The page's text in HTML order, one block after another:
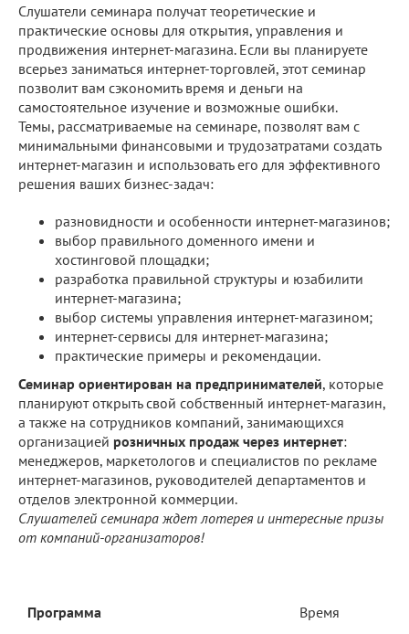
Cлушатели семинара получат теоретические и
практические основы для открытия, управления и
продвижения интернет-магазина. Если вы планируете
всерьез заниматься интернет-торговлей, этот семинар
позволит вам сэкономить время и деньги на
самостоятельное изучение и возможные ошибки.
Темы, рассматриваемые на семинаре, позволят вам с
минимальными финансовыми и трудозатратами создать
интернет-магазин и использовать его для эффективного
решения ваших бизнес-задач:
разновидности и особенности интернет-магазинов;
выбор правильного доменного имени и
хостинговой площадки;
разработка правильной структуры и юзабилити
интернет-магазина;
выбор системы управления интернет-магазином;
интернет-сервисы для интернет-магазина;
практические примеры и рекомендации.
Семинар ориентирован на предпринимателей, которые
планируют открыть свой собственный интернет-магазин,
а также на сотрудников компаний, занимающихся
организацией розничных продаж через интернет:
менеджеров, маркетологов и специалистов по рекламе
интернет-магазинов, руководителей департаментов и
отделов электронной коммерции.
Слушателей семинара ждет лотерея и интересные призы
от компаний-организаторов!
Прогрaмма Время